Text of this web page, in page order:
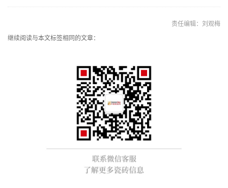
责任编辑：刘观梅
继续阅读与本文标签相同的文章：